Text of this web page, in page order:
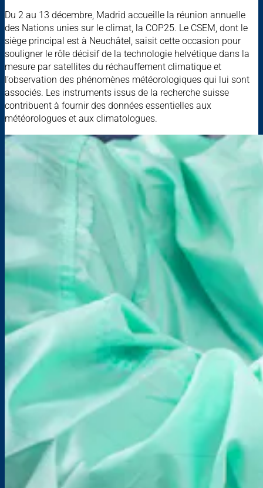
Du 2 au 13 décembre, Madrid accueille la réunion annuelle
des Nations unies sur le climat, la COP25. Le CSEM, dont le
siège principal est à Neuchâtel, saisit cette occasion pour
souligner le rôle décisif de la technologie helvétique dans la
mesure par satellites du réchauffement climatique et
l’observation des phénomènes météorologiques qui lui sont
associés. Les instruments issus de la recherche suisse
contribuent à fournir des données essentielles aux
météorologues et aux climatologues.